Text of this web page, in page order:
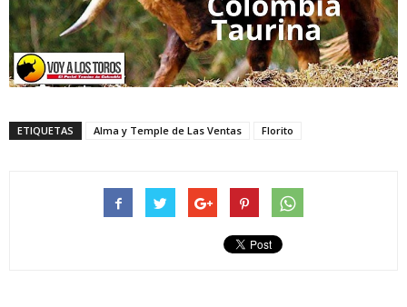
ETIQUETAS Alma y Temple de Las Ventas Florito